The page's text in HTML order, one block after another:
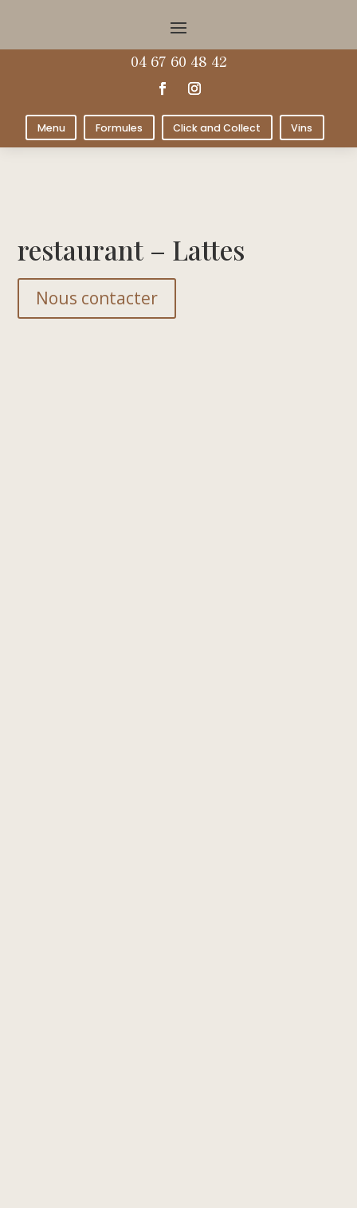
04 67 60 48 42
Menu Formules Click and Collect Vins
restaurant – Lattes
Nous contacter